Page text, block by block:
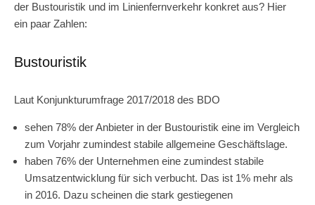
der Bustouristik und im Linienfernverkehr konkret aus? Hier
ein paar Zahlen:
Bustouristik
Laut Konjunkturumfrage 2017/2018 des BDO
sehen 78% der Anbieter in der Bustouristik eine im Vergleich
zum Vorjahr zumindest stabile allgemeine Geschäftslage.
haben 76% der Unternehmen eine zumindest stabile
Umsatzentwicklung für sich verbucht. Das ist 1% mehr als
in 2016. Dazu scheinen die stark gestiegenen